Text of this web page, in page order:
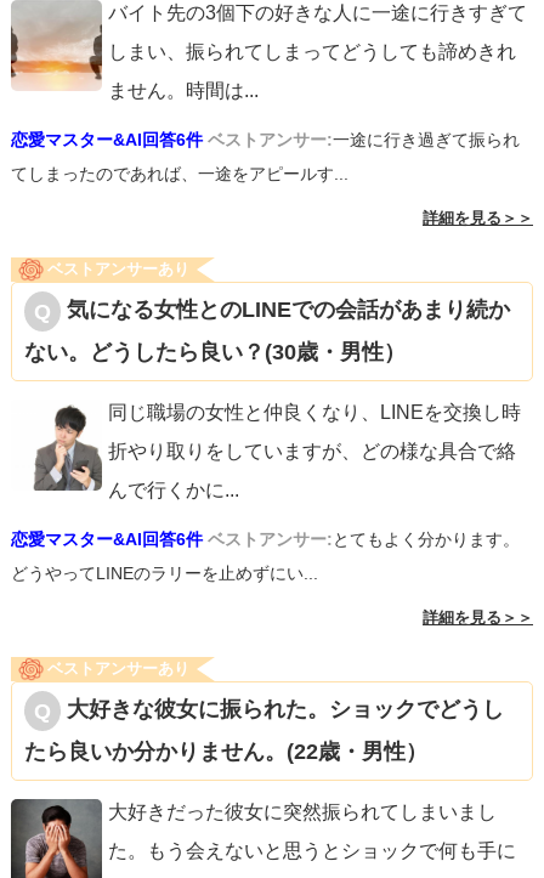
バイト先の3個下の好きな人に一途に行きすぎて
しまい、振られてしまってどうしても諦めきれ
ません。時間は...
恋愛マスター&AI回答6件 ベストアンサー:一途に行き過ぎて振られ
てしまったのであれば、一途をアピールす...
詳細を見る＞＞
ベストアンサーあり
気になる女性とのLINEでの会話があまり続か
ない。どうしたら良い？(30歳・男性）
同じ職場の女性と仲良くなり、LINEを交換し時
折やり取りをしていますが、どの様な具合で絡
んで行くかに...
恋愛マスター&AI回答6件 ベストアンサー:とてもよく分かります。
どうやってLINEのラリーを止めずにい...
詳細を見る＞＞
ベストアンサーあり
大好きな彼女に振られた。ショックでどうし
たら良いか分かりません。(22歳・男性）
大好きだった彼女に突然振られてしまいまし
た。もう会えないと思うとショックで何も手に